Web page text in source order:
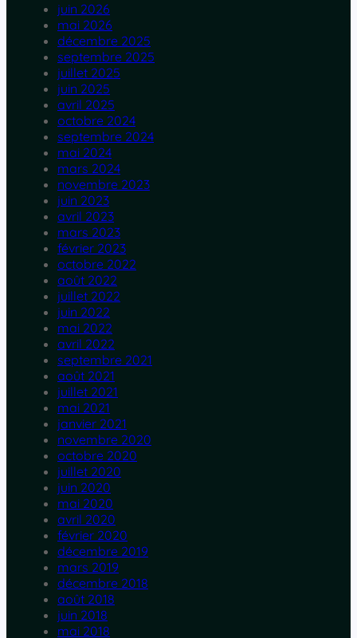
juin 2026
mai 2026
décembre 2025
septembre 2025
juillet 2025
juin 2025
avril 2025
octobre 2024
septembre 2024
mai 2024
mars 2024
novembre 2023
juin 2023
avril 2023
mars 2023
février 2023
octobre 2022
août 2022
juillet 2022
juin 2022
mai 2022
avril 2022
septembre 2021
août 2021
juillet 2021
mai 2021
janvier 2021
novembre 2020
octobre 2020
juillet 2020
juin 2020
mai 2020
avril 2020
février 2020
décembre 2019
mars 2019
décembre 2018
août 2018
juin 2018
mai 2018